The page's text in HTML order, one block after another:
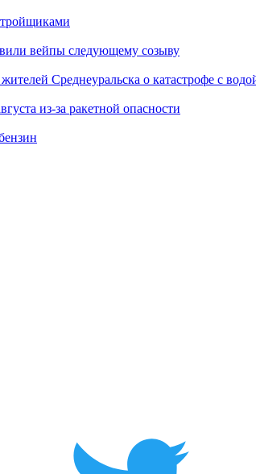
вейпы следующему созыву
Среднеуральска о катастрофе с
из-за ракетной опасности